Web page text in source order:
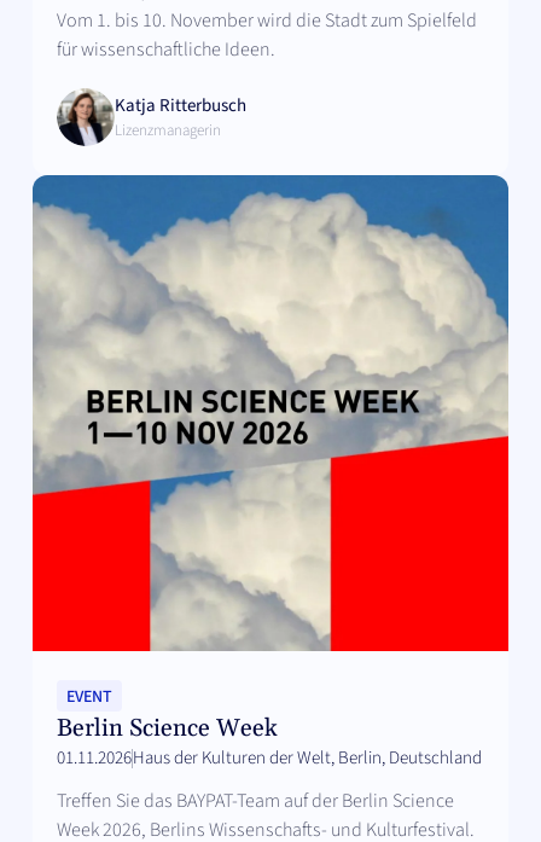
Vom 1. bis 10. November wird die Stadt zum Spielfeld
für wissenschaftliche Ideen.
Katja Ritterbusch
Lizenzmanagerin
EVENT
Berlin Science Week
01.11.2026Haus der Kulturen der Welt, Berlin, Deutschland
Treffen Sie das BAYPAT-Team auf der Berlin Science
Week 2026, Berlins Wissenschafts- und Kulturfestival.